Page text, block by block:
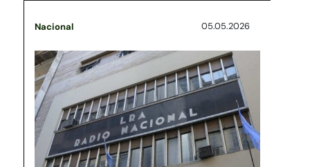
Nacional 05.05.2026